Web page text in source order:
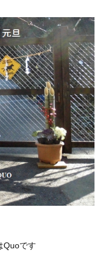
Quoです